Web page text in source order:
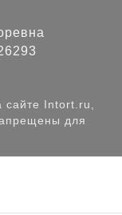
Intort.ru,
для